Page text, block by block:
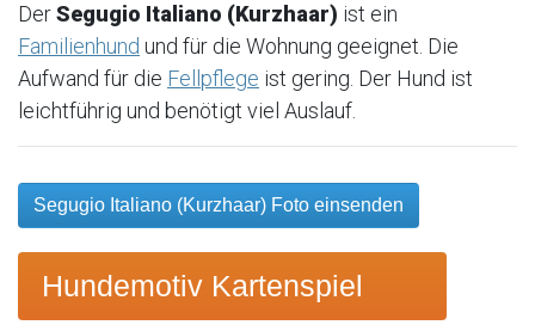
DerSegugio Italiano (Kurzhaar) ist ein
Familienhund und für die Wohnung geeignet. Die
Aufwand für die Fellpflege ist gering. Der Hund ist
leichtführig und benötigt viel Auslauf.
Segugio Italiano (Kurzhaar) Foto einsenden
Hundemotiv Kartenspiel